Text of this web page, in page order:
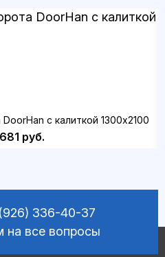
с калиткой 1300х2100
руб.
336-40-37
на все вопросы